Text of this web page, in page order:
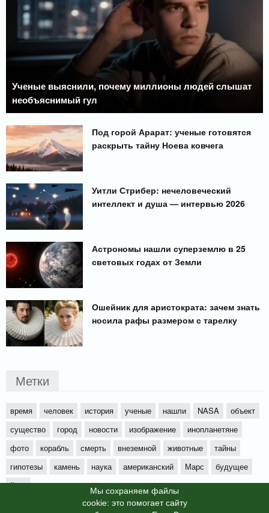
Мы cохраняем файлы
cookie: это помогает сайту
Ученые выяснили, почему миллионы людей слышат
необъяснимый гул
Под горой Арарат: ученые готовятся
раскрыть тайну Ноева ковчега
Уитли Стрибер: нечеловеческий
интеллект и душа — интервью 2026
Астрономы нашли суперземлю в 25
световых годах от Земли
Ошейник для аристократа: зачем знать
носила рафы размером с тарелку
Метки
время человек история ученые нашли NASA
объект
существо
город новости изображение
инопланетяне
фото
корабль смерть внеземной животные
тайны
гипотезы
камень наука американский Марс
будущее
йети